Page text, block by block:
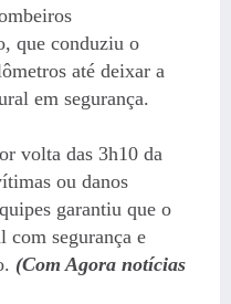
que conduziu o
até deixar a
em segurança.
volta das 3h10 da
ou danos
garantiu que o
com segurança e
(Com Agora notícias